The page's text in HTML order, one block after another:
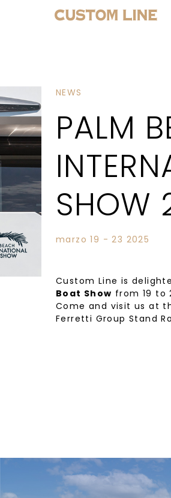
NEWS
PALM
SHOW
marzo 19 - 23 2025
Custom Line is
Boat Show from 19 to
Come and visit us at
Ferretti Group Stand